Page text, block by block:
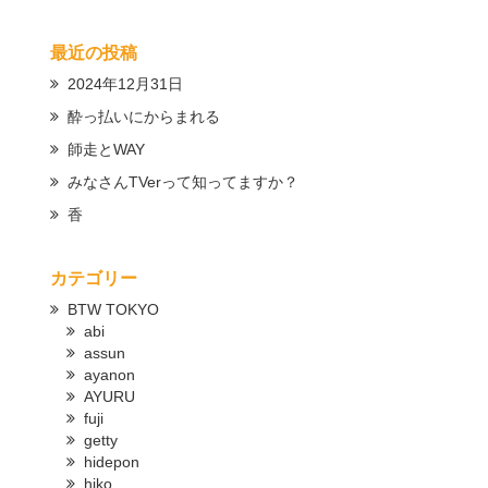
最近の投稿
2024年12月31日
酔っ払いにからまれる
師走とWAY
みなさんTVerって知ってますか？
香
カテゴリー
BTW TOKYO
abi
assun
ayanon
AYURU
fuji
getty
hidepon
hiko